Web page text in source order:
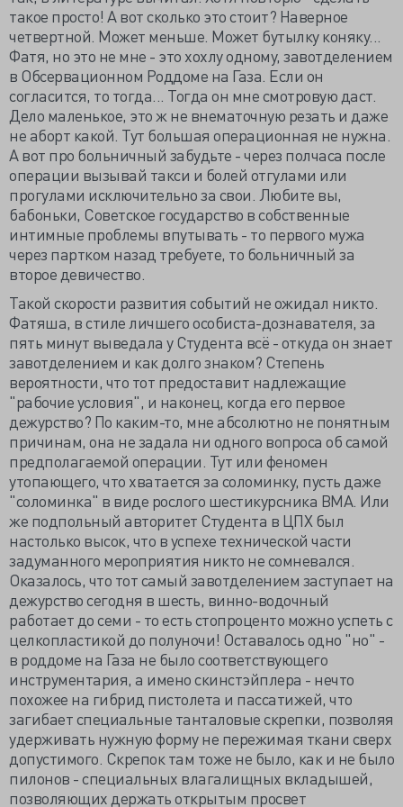
такое просто! А вот сколько это стоит? Наверное
четвертной. Может меньше. Может бутылку коняку...
Фатя, но это не мне - это хохлу одному, завотделением
в Обсервационном Роддоме на Газа. Если он
согласится, то тогда... Тогда он мне смотровую даст.
Дело маленькое, это ж не внематочную резать и даже
не аборт какой. Тут большая операционная не нужна.
А вот про больничный забудьте - через полчаса после
операции вызывай такси и болей отгулами или
прогулами исключительно за свои. Любите вы,
бабоньки, Советское государство в собственные
интимные проблемы впутывать - то первого мужа
через партком назад требуете, то больничный за
второе девичество.
Такой скорости развития событий не ожидал никто.
Фатяша, в стиле личшего особиста-дознавателя, за
пять минут выведала у Студента всё - откуда он знает
завотделением и как долго знаком? Степень
вероятности, что тот предоставит надлежащие
"рабочие условия", и наконец, когда его первое
дежурство? По каким-то, мне абсолютно не понятным
причинам, она не задала ни одного вопроса об самой
предполагаемой операции. Тут или феномен
утопающего, что хватается за соломинку, пусть даже
"соломинка" в виде рослого шестикурсника ВМА. Или
же подпольный авторитет Студента в ЦПХ был
настолько высок, что в успехе технической части
задуманного мероприятия никто не сомневался.
Оказалось, что тот самый завотделением заступает на
дежурство сегодня в шесть, винно-водочный
работает до семи - то есть стопроценто можно успеть с
целкопластикой до полуночи! Оставалось одно "но" -
в роддоме на Газа не было соответствующего
инструментария, а имено скинстэйплера - нечто
похожее на гибрид пистолета и пассатижей, что
загибает специальные танталовые скрепки, позволяя
удерживать нужную форму не пережимая ткани сверх
допустимого. Скрепок там тоже не было, как и не было
пилонов - специальных влагалищных вкладышей,
позволяющих держать открытым просвет